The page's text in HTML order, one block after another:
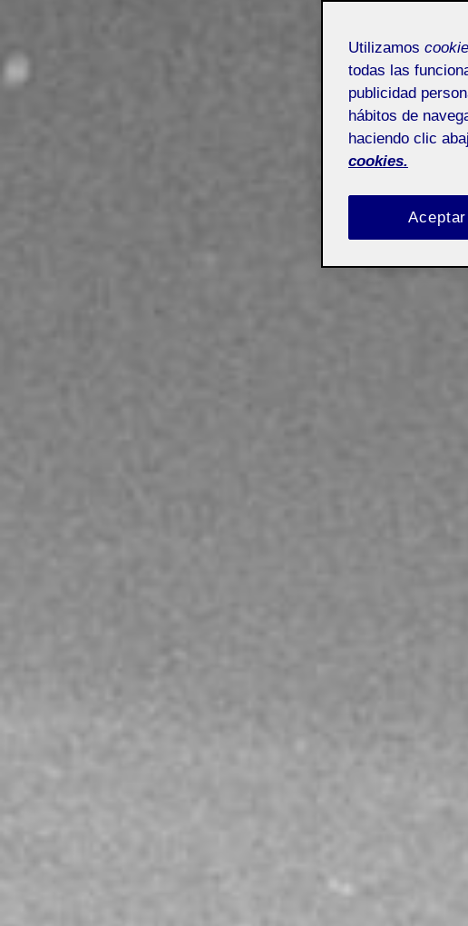
Utilizamos
todas las
publicidad
hábitos de
haciendo clic
cookies.
Aceptar